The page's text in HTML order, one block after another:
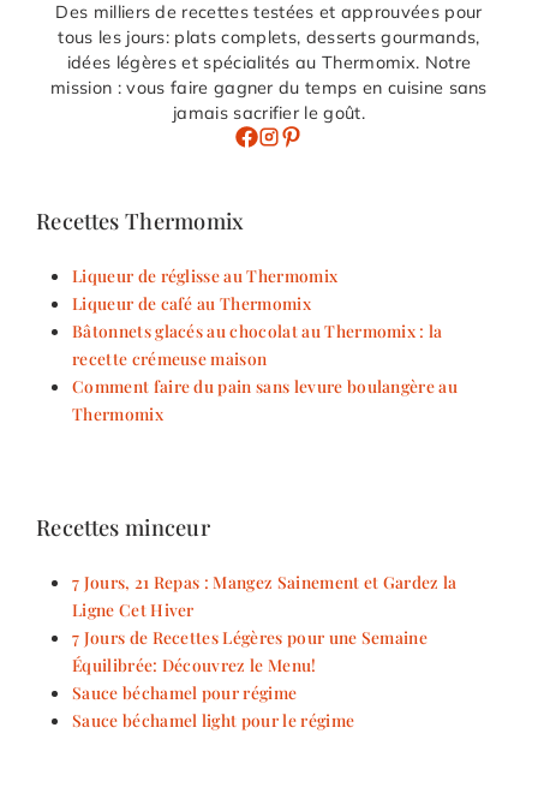
Des milliers de recettes testées et approuvées pour
tous les jours: plats complets, desserts gourmands,
idées légères et spécialités au Thermomix. Notre
mission : vous faire gagner du temps en cuisine sans
jamais sacrifier le goût.
Recettes Thermomix
Liqueur de réglisse au Thermomix
Liqueur de café au Thermomix
Bâtonnets glacés au chocolat au Thermomix : la
recette crémeuse maison
Comment faire du pain sans levure boulangère au
Thermomix
Recettes minceur
7 Jours, 21 Repas : Mangez Sainement et Gardez la
Ligne Cet Hiver
7 Jours de Recettes Légères pour une Semaine
Équilibrée: Découvrez le Menu!
Sauce béchamel pour régime
Sauce béchamel light pour le régime